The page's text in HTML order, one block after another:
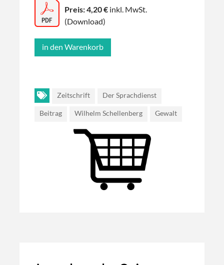
Preis: 4,20 € inkl. MwSt.
(Download)
Zeitschrift Der Sprachdienst
Beitrag Wilhelm Schellenberg Gewalt